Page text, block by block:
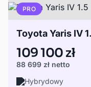
PRO
Toyota Yaris IV
109 100 zł
88 699 zł netto
Hybrydowy